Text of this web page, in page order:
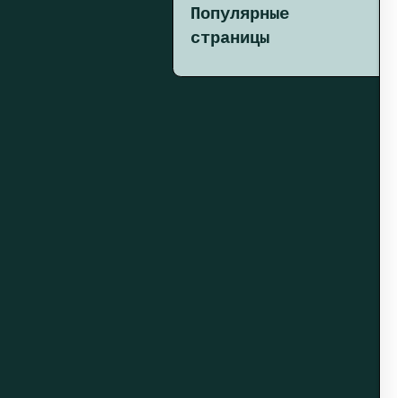
Популярные
страницы